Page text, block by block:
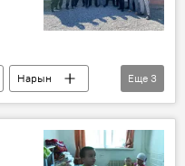
Нарын
подарок
Еще 3